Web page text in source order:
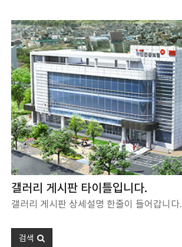
갤러리 게시판 타이틀입니다.
갤러리 게시판 상세설명 한줄이 들어갑니다.
검색